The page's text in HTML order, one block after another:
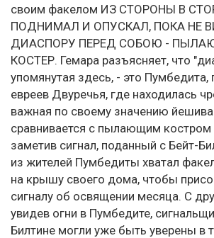
своим факелом ИЗ СТОРОНЫ В
ПОДНИМАЛ И ОПУСКАЛ, ПОКА НЕ
ДИАСПОРУ ПЕРЕД СОБОЮ -
КОСТЕР. Гемара разъясняет, что
упомянутая здесь, - это Пумбедита,
евреев Двуречья, где находилась
важная по своему значению
сравнивается с пылающим костром
заметив сигнал, поданный с Бейт-
из жителей Пумбедиты хватал
на крышу своего дома, чтобы
сигналу об освящении месяца. С
увидев огни в Пумбедите,
Билтине могли уже быть уверены в